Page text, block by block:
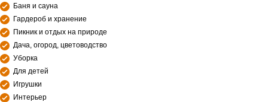
Баня и сауна
Гардероб и хранение
Пикник и отдых на природе
Дача, огород, цветоводство
Уборка
Для детей
Игрушки
Интерьер